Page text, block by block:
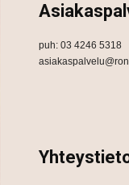
puh: 03 4246 5318